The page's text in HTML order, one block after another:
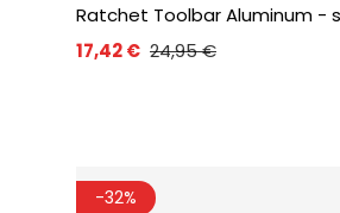
Ratchet Toolbar Aluminum -
17,42 € 24,95 €
-32%